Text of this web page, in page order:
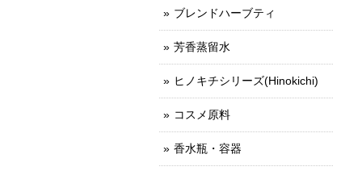
ブレンドハーブティ
芳香蒸留水
ヒノキチシリーズ(Hinokichi)
コスメ原料
香水瓶・容器